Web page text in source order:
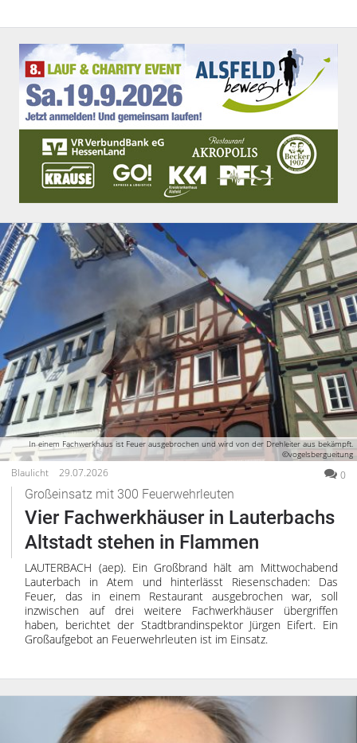
In einem Fachwerkhaus ist Feuer ausgebrochen und wird von der Drehleiter aus bekämpft.
©vogelsbergueitung
Blaulicht 29.07.2026 0
Großeinsatz mit 300 Feuerwehrleuten
Vier Fachwerkhäuser in Lauterbachs
Altstadt stehen in Flammen
LAUTERBACH (aep). Ein Großbrand hält am Mittwochabend
Lauterbach in Atem und hinterlässt Riesenschaden: Das
Feuer, das in einem Restaurant ausgebrochen war, soll
inzwischen auf drei weitere Fachwerkhäuser übergriffen
haben, berichtet der Stadtbrandinspektor Jürgen Eifert. Ein
Großaufgebot an Feuerwehrleuten ist im Einsatz.